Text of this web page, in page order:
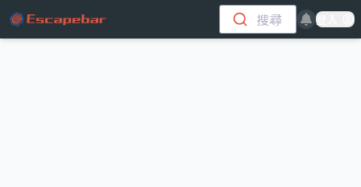
跳至主要內容
搜尋 登入